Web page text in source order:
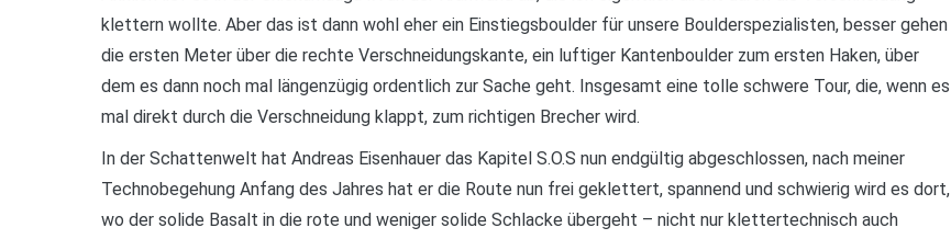
klettern wollte. Aber das ist dann wohl eher ein Einstiegsboulder für unsere Boulderspezialisten, besser gehen
die ersten Meter über die rechte Verschneidungskante, ein luftiger Kantenboulder zum ersten Haken, über
dem es dann noch mal längenzügig ordentlich zur Sache geht. Insgesamt eine tolle schwere Tour, die, wenn es
mal direkt durch die Verschneidung klappt, zum richtigen Brecher wird.
In der Schattenwelt hat Andreas Eisenhauer das Kapitel S.O.S nun endgültig abgeschlossen, nach meiner
Technobegehung Anfang des Jahres hat er die Route nun frei geklettert, spannend und schwierig wird es dort,
wo der solide Basalt in die rote und weniger solide Schlacke übergeht – nicht nur klettertechnisch auch